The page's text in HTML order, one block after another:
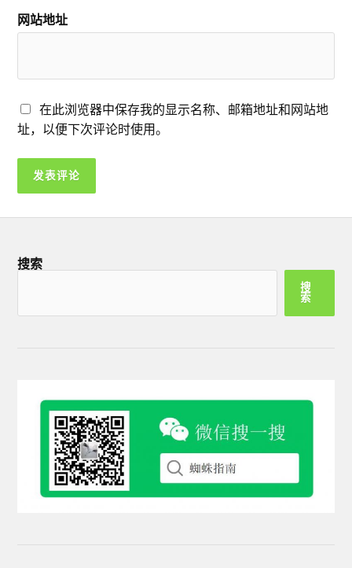
网站地址
在此浏览器中保存我的显示名称、邮箱地址和网站地
址，以便下次评论时使用。
搜索
搜
索